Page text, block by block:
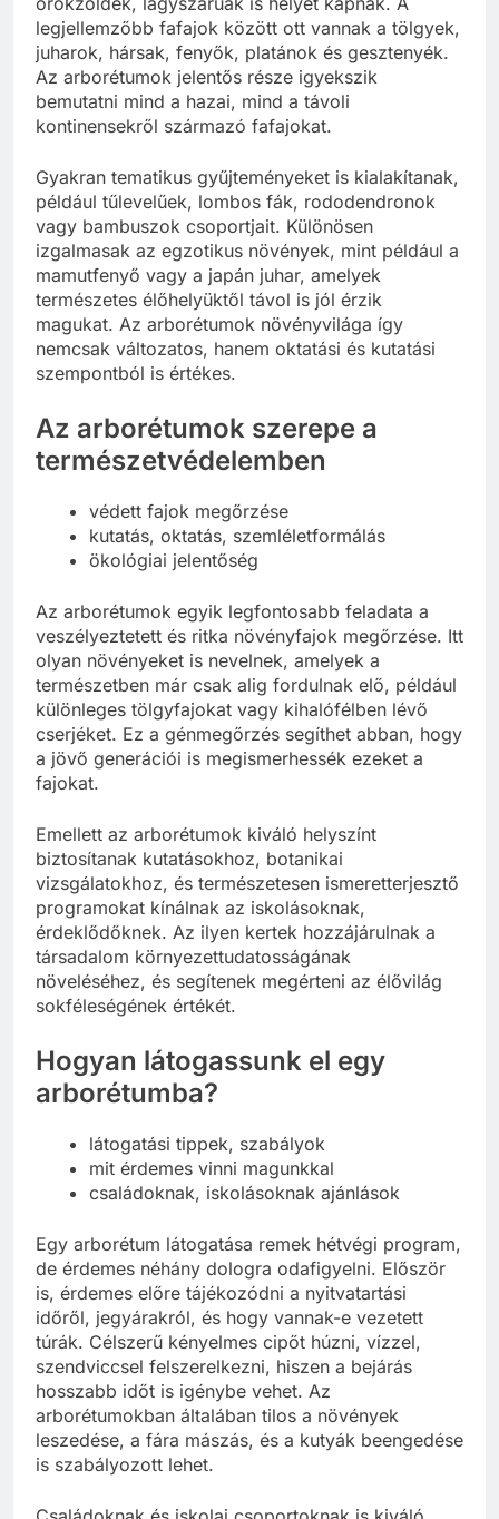
örökzöldek, lágyszárúak is helyet kapnak. A
legjellemzőbb fafajok között ott vannak a tölgyek,
juharok, hársak, fenyők, platánok és gesztenyék.
Az arborétumok jelentős része igyekszik
bemutatni mind a hazai, mind a távoli
Gyakran tematikus gyűjteményeket is kialakítanak,
például tűlevelűek, lombos fák, rododendronok
vagy bambuszok csoportjait. Különösen
izgalmasak az egzotikus növények, mint például a
mamutfenyő vagy a japán juhar, amelyek
természetes élőhelyüktől távol is jól érzik
magukat. Az arborétumok növényvilága így
nemcsak változatos, hanem oktatási és kutatási
Az arborétumok szerepe a
természetvédelemben
védett fajok megőrzése
kutatás, oktatás, szemléletformálás
Az arborétumok egyik legfontosabb feladata a
veszélyeztetett és ritka növényfajok megőrzése. Itt
olyan növényeket is nevelnek, amelyek a
természetben már csak alig fordulnak elő, például
különleges tölgyfajokat vagy kihalófélben lévő
cserjéket. Ez a génmegőrzés segíthet abban, hogy
a jövő generációi is megismerhessék ezeket a
Emellett az arborétumok kiváló helyszínt
biztosítanak kutatásokhoz, botanikai
vizsgálatokhoz, és természetesen ismeretterjesztő
programokat kínálnak az iskolásoknak,
érdeklődőknek. Az ilyen kertek hozzájárulnak a
társadalom környezettudatosságának
növeléséhez, és segítenek megérteni az élővilág
Hogyan látogassunk el egy
arborétumba?
látogatási tippek, szabályok
mit érdemes vinni magunkkal
Egy arborétum látogatása remek hétvégi program,
de érdemes néhány dologra odafigyelni. Először
is, érdemes előre tájékozódni a nyitvatartási
időről, jegyárakról, és hogy vannak-e vezetett
túrák. Célszerű kényelmes cipőt húzni, vízzel,
szendviccsel felszerelkezni, hiszen a bejárás
hosszabb időt is igénybe vehet. Az
arborétumokban általában tilos a növények
leszedése, a fára mászás, és a kutyák beengedése